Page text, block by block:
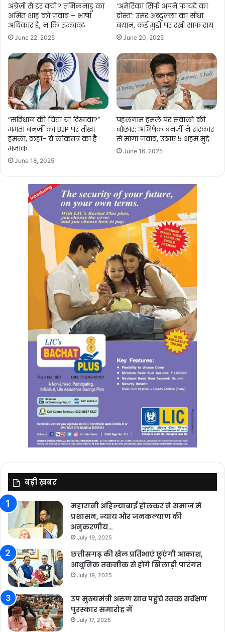
अंग्रेज़ी से डर क्यों? तमिलनाडु का
अमित शाह को जवाब – भाषा
अधिकार है, न कि रुकावट
June 22, 2025
‘अमेरिका सिर्फ अपने फायदे का
दोस्त’: उमर अब्दुल्ला का सीधा
बयान, कई मुद्दों पर रखी साफ राय
June 20, 2025
“संविधान की चिंता या दिखावा?”
ममता बनर्जी का BJP पर तीखा
हमला, कहा- ये लोकतंत्र का है
मज़ाक
June 18, 2025
पहलगाम हमले पर सवालों की
बौछार: अभिषेक बनर्जी ने सरकार
से मांगा जवाब, उठाए 5 अहम मुद्दे
June 16, 2025
बड़ी ख़बर
महारानी अहिल्याबाई होलकर ने समाज में
प्रशासन, न्याय और जनकल्याण की
अनुकरणीय…
July 19, 2025
छत्तीसगढ़ की खेल प्रतिभाएं छूएंगी आकाश,
आधुनिक तकनीक से होंगे खिलाड़ी पारंगत
July 19, 2025
उप मुख्यमंत्री अरुण साव पहुंचे स्वच्छ सर्वेक्षण
पुरस्कार समारोह में
July 17, 2025